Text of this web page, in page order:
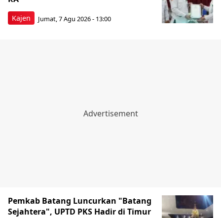
Kajen Jumat, 7 Agu 2026 - 13:00
Pemkab Batang Luncurkan "Batang
Sejahtera", UPTD PKS Hadir di Timur